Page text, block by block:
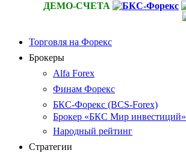
ДЕМО-СЧЕТА
Торговля на Форекс
Брокеры
Alfa Forex
Финам Форекс
БКС-Форекс (BCS-Forex)
Брокер «БКС Мир инвестиций»
Народный рейтинг
Стратегии